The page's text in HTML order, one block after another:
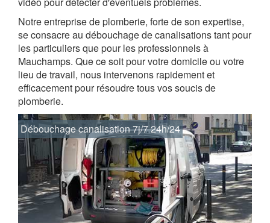
Notre entreprise de plomberie, forte de son expertise,
se consacre au débouchage de canalisations tant pour
les particuliers que pour les professionnels à
Mauchamps. Que ce soit pour votre domicile ou votre
lieu de travail, nous intervenons rapidement et
efficacement pour résoudre tous vos soucis de
plomberie.
Débouchage canalisation 7j/7 24h/24